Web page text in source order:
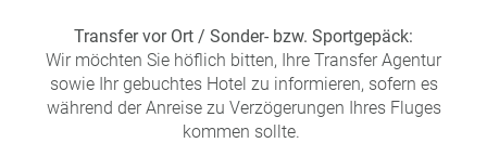
Transfer vor Ort / Sonder- bzw. Sportgepäck:
Wir möchten Sie höflich bitten, Ihre Transfer Agentur
sowie Ihr gebuchtes Hotel zu informieren, sofern es
während der Anreise zu Verzögerungen Ihres Fluges
kommen sollte.